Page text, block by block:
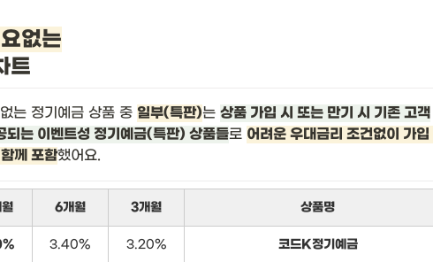
없는
트
는 정기예금 상품 중 일부(특판)는 상품 가입 시 또는 만기 시 기존 고객
되는 이벤트성 정기예금(특판) 상품들로 어려운 우대금리 조건없이 가입
께 포함했어요.
6개월 3개월 상품명
3.40% 3.20% 코드K정기예금